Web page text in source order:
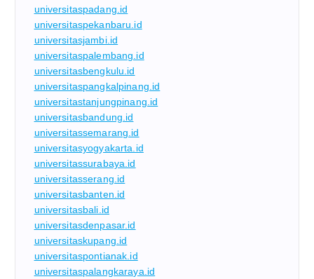
universitaspadang.id
universitaspekanbaru.id
universitasjambi.id
universitaspalembang.id
universitasbengkulu.id
universitaspangkalpinang.id
universitastanjungpinang.id
universitasbandung.id
universitassemarang.id
universitasyogyakarta.id
universitassurabaya.id
universitasserang.id
universitasbanten.id
universitasbali.id
universitasdenpasar.id
universitaskupang.id
universitaspontianak.id
universitaspalangkaraya.id